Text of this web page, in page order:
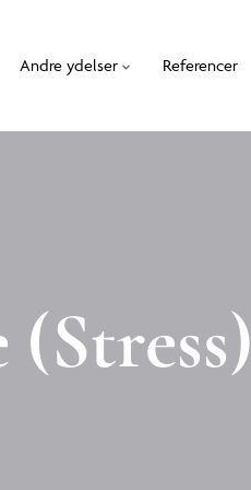
Andre ydelser Referencer
(Stress)